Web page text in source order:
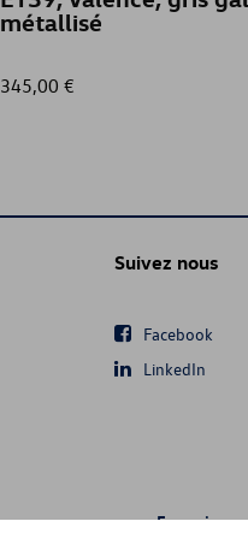
métallisé
345,00 €
Suivez nous
Facebook
LinkedIn
Français